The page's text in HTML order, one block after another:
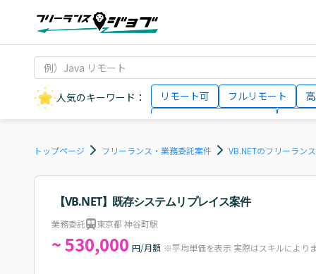
人気のキーワード： リモート可 フルリモート
AIエンジニア
トップページ フリーランス・業務委託案件 VB.NETのフリーラン
【VB.NET】既存システムリプレイス案件
業務委託 東京都 神谷町駅
~ 530,000 円/月額 ※平均単価を表示 実際はスキルにより